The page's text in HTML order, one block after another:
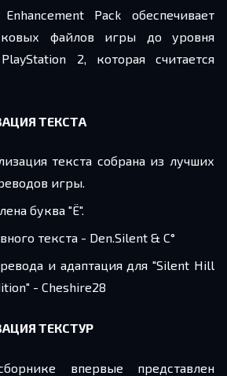
Pack обеспечивает
файлов игры до уровня
2, которая считается
ТЕКСТА
текста собрана из лучших
игры.
буква "Ё".
текста - Den.Silent & C°
и адаптация для "Silent Hill
- Cheshire28
ТЕКСТУР
впервые представлен